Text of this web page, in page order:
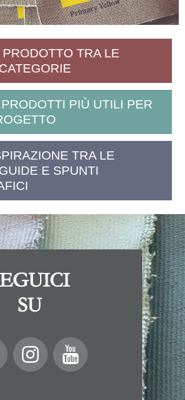
PRODOTTO TRA LE
PIÙ UTILI PER
TRA LE
E SPUNTI